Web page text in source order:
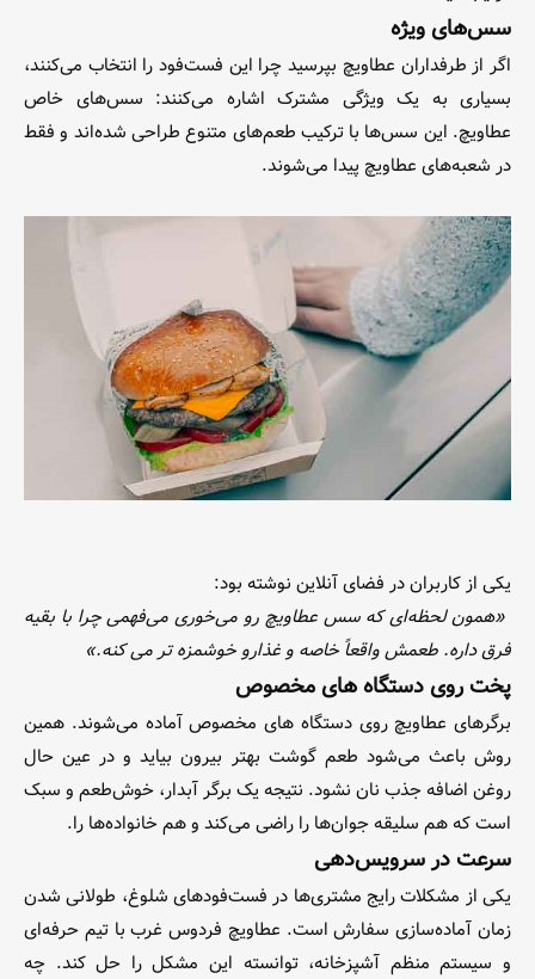
سس‌های ویژه
اگر از طرفداران عطاویچ بپرسید چرا این فست‌فود را انتخاب می‌کنند،
بسیاری به یک ویژگی مشترک اشاره می‌کنند: سس‌های خاص
عطاویچ. این سس‌ها با ترکیب طعم‌های متنوع طراحی شده‌اند و فقط
در شعبه‌های عطاویچ پیدا می‌شوند.
یکی از کاربران در فضای آنلاین نوشته بود:
«همون لحظه‌ای که سس عطاویچ رو می‌خوری می‌فهمی چرا با بقیه
فرق داره. طعمش واقعاً خاصه و غذارو خوشمزه تر می کنه.»
پخت روی دستگاه های مخصوص
برگرهای عطاویچ روی دستگاه های مخصوص آماده می‌شوند. همین
روش باعث می‌شود طعم گوشت بهتر بیرون بیاید و در عین حال
روغن اضافه جذب نان نشود. نتیجه یک برگر آبدار، خوش‌طعم و سبک
است که هم سلیقه جوان‌ها را راضی می‌کند و هم خانواده‌ها را.
سرعت در سرویس‌دهی
یکی از مشکلات رایج مشتری‌ها در فست‌فودهای شلوغ، طولانی شدن
زمان آماده‌سازی سفارش است. عطاویچ فردوس غرب با تیم حرفه‌ای
و سیستم منظم آشپزخانه، توانسته این مشکل را حل کند. چه